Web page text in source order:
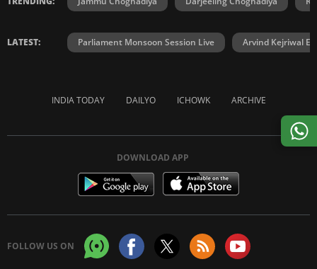
LATEST: Parliament Monsoon Session Live Arvind Kejriwal
INDIA TODAY DAILYO ICHOWK ARCHIVE
DOWNLOAD APP
FOLLOW US ON